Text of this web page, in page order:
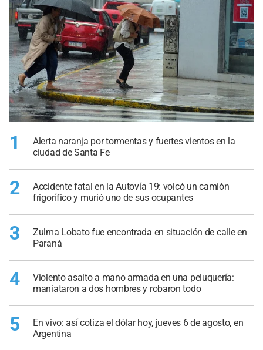
1
Alerta naranja por tormentas y fuertes vientos en la
ciudad de Santa Fe
2
Accidente fatal en la Autovía 19: volcó un camión
frigorífico y murió uno de sus ocupantes
3
Zulma Lobato fue encontrada en situación de calle en
Paraná
4
Violento asalto a mano armada en una peluquería:
maniataron a dos hombres y robaron todo
5
En vivo: así cotiza el dólar hoy, jueves 6 de agosto, en
Argentina